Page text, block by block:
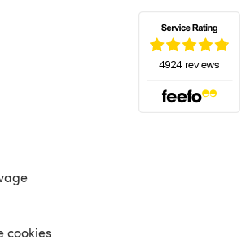
cookies